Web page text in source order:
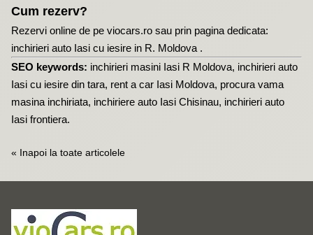
Cum rezerv?
Rezervi online de pe viocars.ro sau prin pagina dedicata:
inchirieri auto Iasi cu iesire in R. Moldova .
SEO keywords: inchirieri masini Iasi R Moldova, inchirieri auto
Iasi cu iesire din tara, rent a car Iasi Moldova, procura vama
masina inchiriata, inchiriere auto Iasi Chisinau, inchirieri auto
Iasi frontiera.
« Inapoi la toate articolele